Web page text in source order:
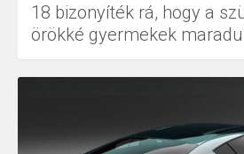
18 bizonyíték rá, hogy a
örökké gyermekek